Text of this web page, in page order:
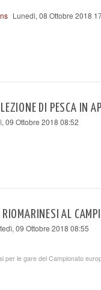
Lunedì, 08 Ottobre 2018
DI PESCA IN
09 Ottobre 2018 08:52
RIOMARINESI AL
09 Ottobre 2018 08:55
per le gare del Campionato